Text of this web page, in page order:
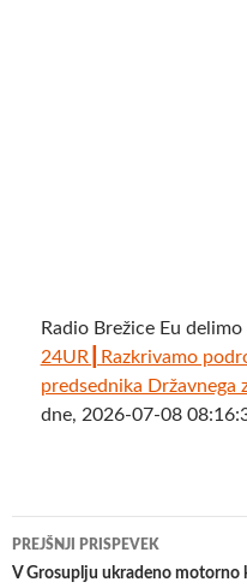
Radio Brežice Eu
24UR┃Razkrivamo
predsednika Državnega
dne, 2026-07-08
Krmarjenje
po
PREJŠNJI PRISPEVEK
V Grosuplju ukradeno motorno